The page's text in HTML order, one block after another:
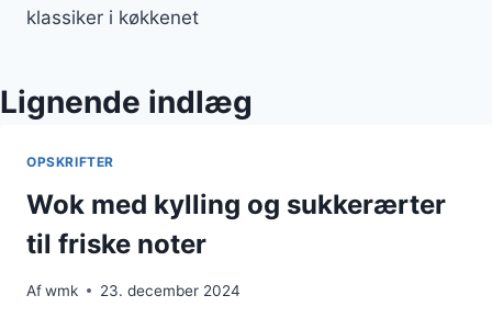
klassiker i køkkenet
Lignende indlæg
OPSKRIFTER
Wok med kylling og sukkerærter
til friske noter
Afwmk 23. december 2024